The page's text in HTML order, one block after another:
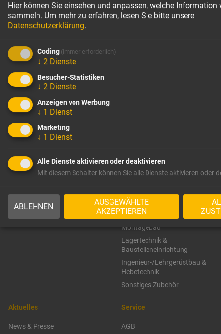
TrapoFlex-Arbeitsbühne Typ XL
vormontiert, ohne Stützen
Unternehmen
Qualität seit mehr als 60
Zertifizierungen
Umweltfreundliche
Solarenergie
Schalkörper für
Aussparungen
Sicherheitstechnik
Schalungssysteme
Zubehör für Schalungsbau
Montagebau
Lagertechnik &
Baustelleneinrichtung
Ingenieur-/Lehrgerüstbau &
Hebetechnik
Sonstiges Zubehör
Aktuelles
News & Presse
Service
AGB
Hier können Sie einsehen und anpassen, welche Information
sammeln. Um mehr zu erfahren, lesen Sie bitte unsere
Datenschutzerklärung.
Coding (immer erforderlich)
↓ 2 Dienste
Besucher-Statistiken
↓ 2 Dienste
Anzeigen von Werbung
↓ 1 Dienst
Marketing
↓ 1 Dienst
Alle Dienste aktivieren oder deaktivieren
Mit diesem Schalter können Sie alle Dienste aktivieren oder
ABLEHNEN
AUSGEWÄHLTE
AKZEPTIEREN